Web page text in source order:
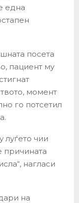
една
посета
пациент му
момент
го потсетил
луѓето чии
нагласи
на